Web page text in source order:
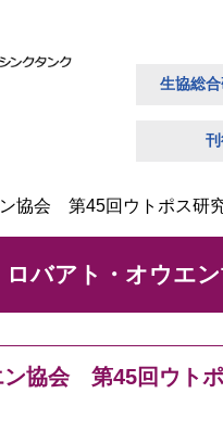
生協総
協会 第45回ウトポス研
ロバアト・オウエ
ン協会 第45回ウト